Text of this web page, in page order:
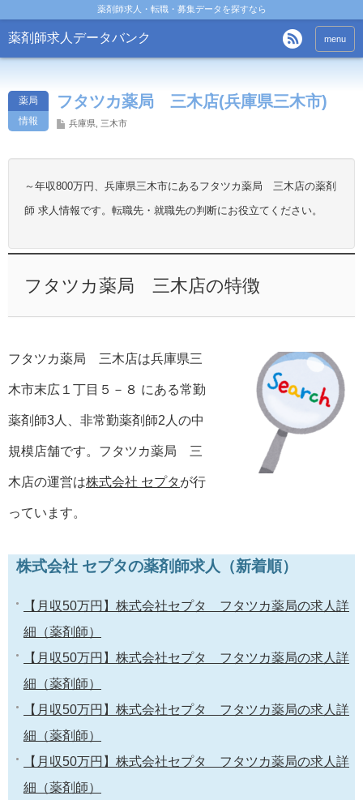
薬剤師求人・転職・募集データを探すなら
薬剤師求人データバンク menu
薬局
情報
フタツカ薬局 三木店(兵庫県三木市)
兵庫県 三木市
～年収800万円、兵庫県三木市にあるフタツカ薬局 三木店の薬剤
師 求人情報です。転職先・就職先の判断にお役立てください。
フタツカ薬局 三木店の特徴
フタツカ薬局 三木店は兵庫県三
木市末広１丁目５－８ にある常勤
薬剤師3人、非常勤薬剤師2人の中
規模店舗です。フタツカ薬局 三
木店の運営は株式会社 セプタが行
っています。
株式会社 セプタの薬剤師求人（新着順）
【月収50万円】株式会社セプタ フタツカ薬局の求人詳
細（薬剤師）
【月収50万円】株式会社セプタ フタツカ薬局の求人詳
細（薬剤師）
【月収50万円】株式会社セプタ フタツカ薬局の求人詳
細（薬剤師）
【月収50万円】株式会社セプタ フタツカ薬局の求人詳
細（薬剤師）